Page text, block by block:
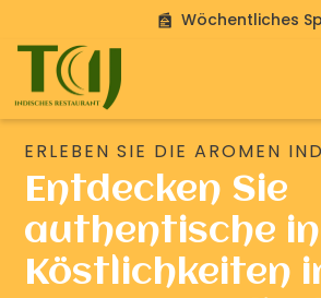
Wöchentliches
ERLEBEN SIE DIE AROMEN
Entdecken Sie
authentische
Köstlichkeiten